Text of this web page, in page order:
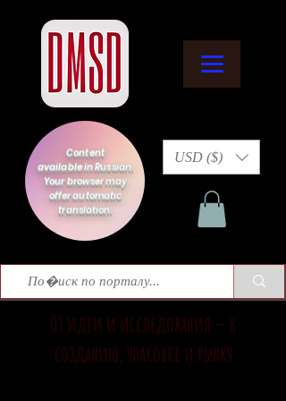
Content
available in Russian.
Your browser may
offer automatic
translation.
USD ($)
От идеи и исследования — к
созданию, упаковке и рынку